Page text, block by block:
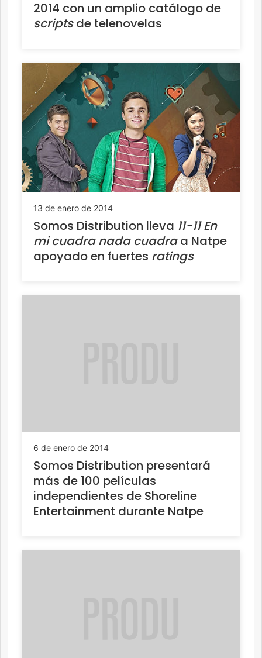
2014 con un amplio catálogo de
scriptsde telenovelas
13 de enero de 2014
Somos Distribution lleva 11-11 En
mi cuadra nada cuadraa Natpe
apoyado en fuertes ratings
6 de enero de 2014
Somos Distribution presentará
más de 100 películas
independientes de Shoreline
Entertainment durante Natpe